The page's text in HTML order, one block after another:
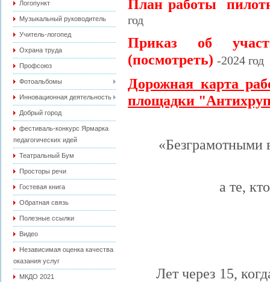
Логопункт
Музыкальный руководитель
Учитель-логопед
Охрана труда
Профсоюз
Фотоальбомы
Инновационная деятельность
Добрый город
фестиваль-конкурс Ярмарка
педагогических идей
Театральный Бум
Просторы речи
Гостевая книга
Обратная связь
Полезные ссылки
Видео
Независимая оценка качества
оказания услуг
МКДО 2021
План работы
год
Приказ об
(посмотреть) -2024 год
Дорожная карта
площадки
«Безграмотными
а те,
Лет через 15,